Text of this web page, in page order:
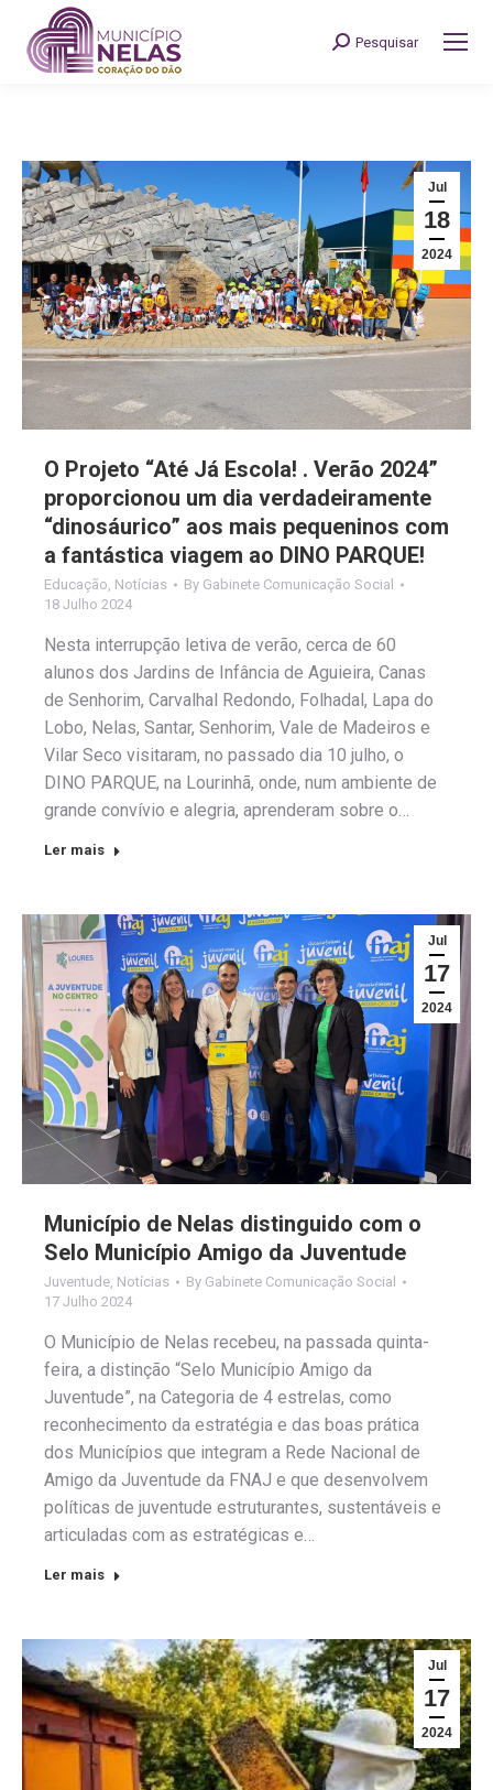
Search:
Pesquisar
Jul
18
2024
O Projeto “Até Já Escola! . Verão 2024”
proporcionou um dia verdadeiramente
“dinosáurico” aos mais pequeninos com
a fantástica viagem ao DINO PARQUE!
Educação, Notícias By Gabinete Comunicação Social
18 Julho 2024
Nesta interrupção letiva de verão, cerca de 60
alunos dos Jardins de Infância de Aguieira, Canas
de Senhorim, Carvalhal Redondo, Folhadal, Lapa do
Lobo, Nelas, Santar, Senhorim, Vale de Madeiros e
Vilar Seco visitaram, no passado dia 10 julho, o
DINO PARQUE, na Lourinhã, onde, num ambiente de
grande convívio e alegria, aprenderam sobre o…
Ler mais
Jul
17
2024
Município de Nelas distinguido com o
Selo Município Amigo da Juventude
Juventude Notícias By Gabinete Comunicação Social
17 Julho 2024
O Município de Nelas recebeu, na passada quinta-
feira, a distinção “Selo Município Amigo da
Juventude”, na Categoria de 4 estrelas, como
reconhecimento da estratégia e das boas prática
dos Municípios que integram a Rede Nacional de
Amigo da Juventude da FNAJ e que desenvolvem
políticas de juventude estruturantes, sustentáveis e
articuladas com as estratégicas e…
Ler mais
Jul
17
2024